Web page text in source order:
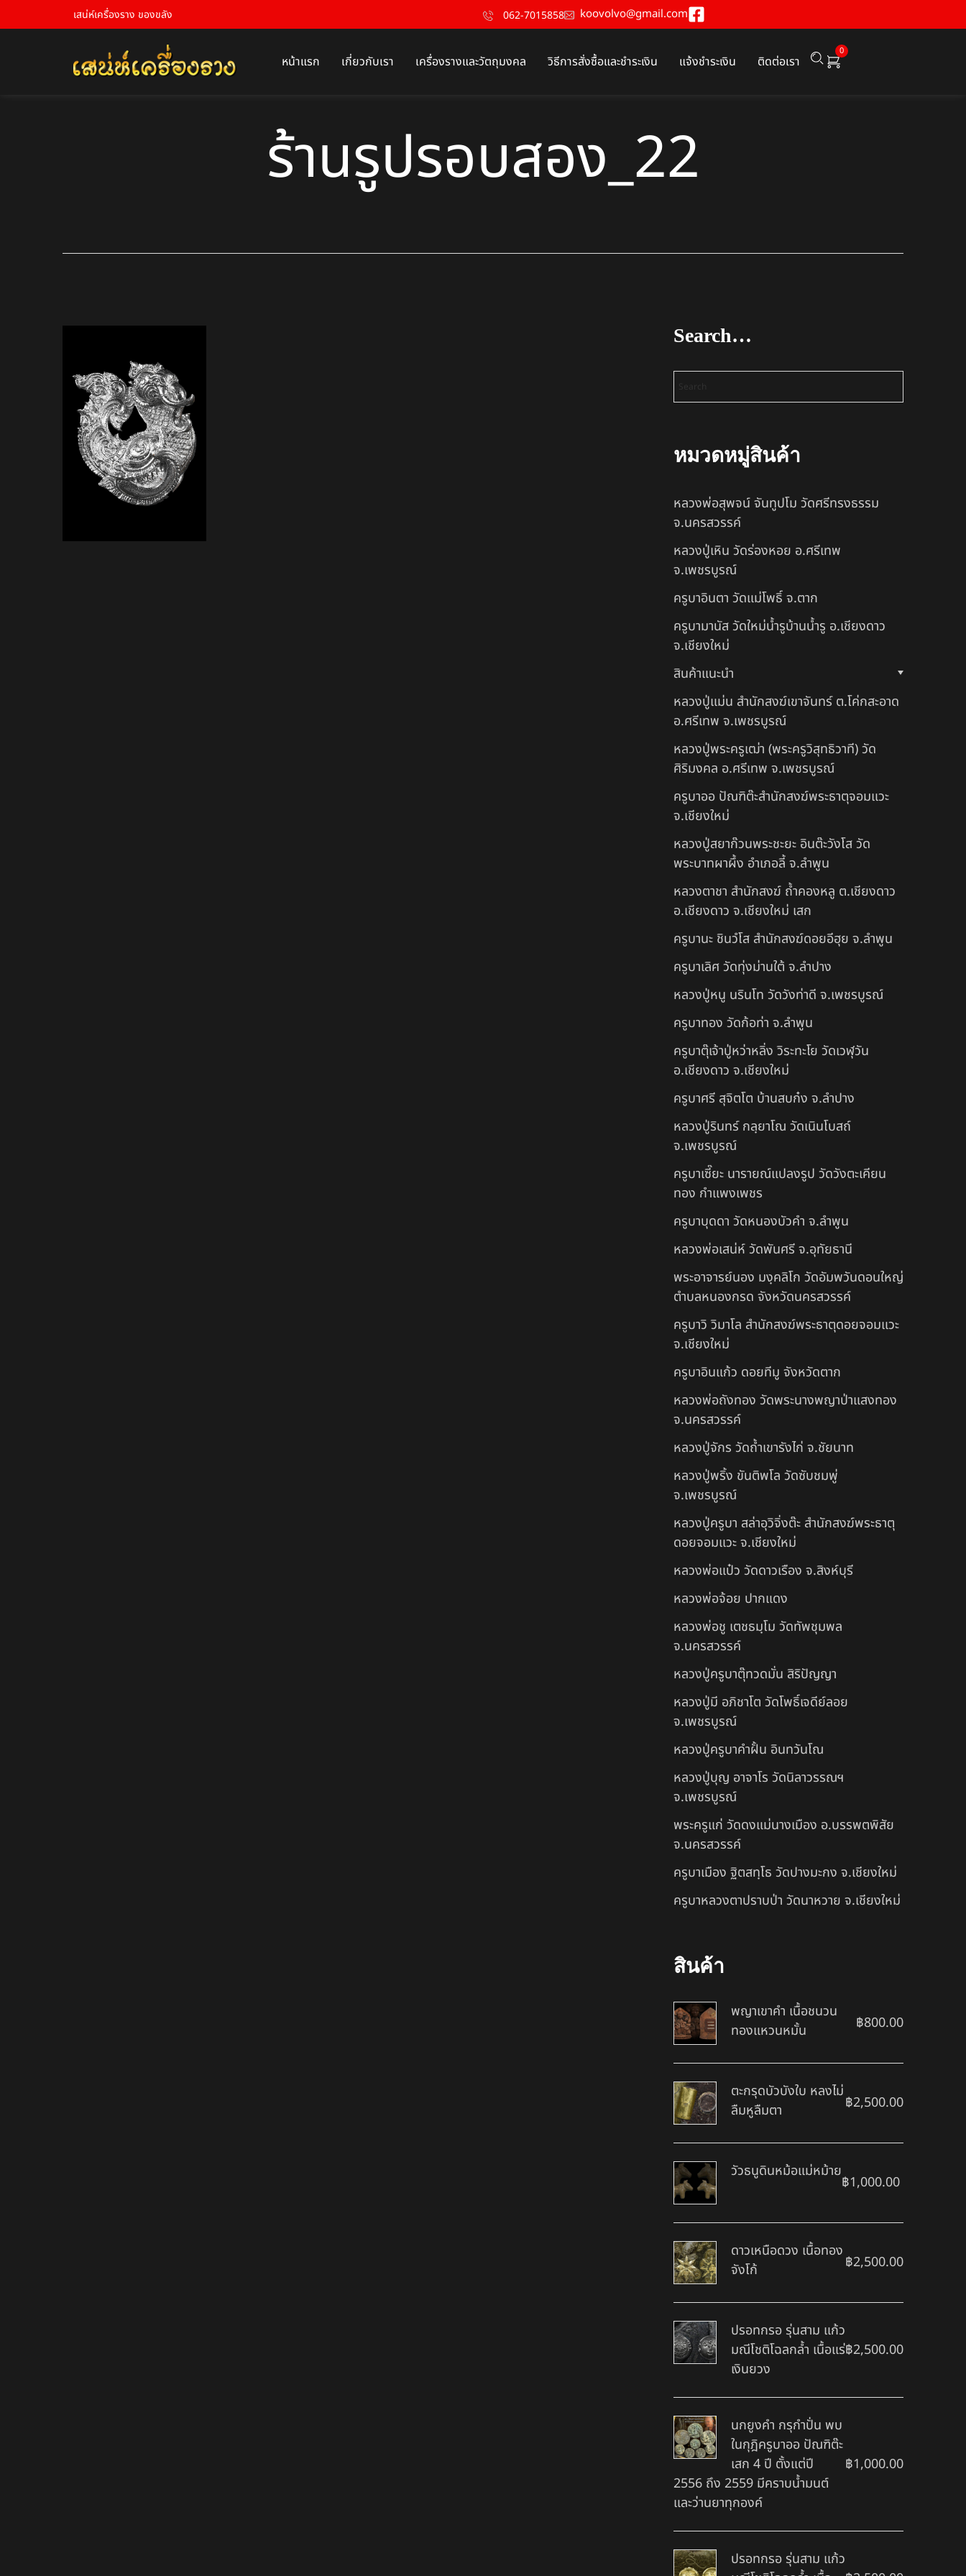
เสน่ห์เครื่องราง ของขลัง 062-7015858 koovolvo@gmail.com
หน้าแรก เกี่ยวกับเรา เครื่องรางและวัตถุมงคล วิธีการสั่งซื้อและชำระเงิน แจ้งชำระเงิน ติดต่อเรา
0
ร้านรูปรอบสอง_22
Search…
หมวดหมู่สินค้า
หลวงพ่อสุพจน์ จันทูปโม วัดศรีทรงธรรม
จ.นครสวรรค์
หลวงปู่เหิน วัดร่องหอย อ.ศรีเทพ
จ.เพชรบูรณ์
ครูบาอินตา วัดแม่โพธิ์ จ.ตาก
ครูบามานัส วัดใหม่น้ำรูบ้านน้ำรู อ.เชียงดาว
จ.เชียงใหม่
สินค้าแนะนำ
หลวงปู่แม่น สำนักสงฆ์เขาจันทร์ ต.โค่กสะอาด
อ.ศรีเทพ จ.เพชรบูรณ์
หลวงปู่พระครูเฒ่า (พระครูวิสุทธิวาที) วัด
ศิริมงคล อ.ศรีเทพ จ.เพชรบูรณ์
ครูบาออ ปัณฑิต๊ะสำนักสงฆ์พระธาตุจอมแวะ
จ.เชียงใหม่
หลวงปู่สยาก๊วนพระชะยะ อินต๊ะวังโส วัด
พระบาทผาผึ้ง อำเภอลี้ จ.ลำพูน
หลวงตาชา สำนักสงฆ์ ถ้ำคองหลู ต.เชียงดาว
อ.เชียงดาว จ.เชียงใหม่ เสก
ครูบานะ ชินวํโส สำนักสงฆ์ดอยอีฮุย จ.ลำพูน
ครูบาเลิศ วัดทุ่งม่านใต้ จ.ลำปาง
หลวงปู่หนู นรินโท วัดวังท่าดี จ.เพชรบูรณ์
ครูบาทอง วัดก้อท่า จ.ลำพูน
ครูบาตุ๊เจ้าปู่หว่าหลิ่ง วิระทะโย วัดเวฬุวัน
อ.เชียงดาว จ.เชียงใหม่
ครูบาศรี สุจิตโต บ้านสบก๋ง จ.ลำปาง
หลวงปู่รินทร์ กลฺยาโณ วัดเนินโบสถ์
จ.เพชรบูรณ์
ครูบาเซี๊ยะ นารายณ์แปลงรูป วัดวังตะเคียน
ทอง กำแพงเพชร
ครูบาบุดดา วัดหนองบัวคํา จ.ลําพูน
หลวงพ่อเสน่ห์ วัดพันศรี จ.อุทัยธานี
พระอาจารย์นอง มงฺคลิโก วัดอัมพวันดอนใหญ่
ตำบลหนองกรด จังหวัดนครสวรรค์
ครูบาวิ วิมาโล สำนักสงฆ์พระธาตุดอยจอมแวะ
จ.เชียงใหม่
ครูบาอินแก้ว ดอยทีมู จังหวัดตาก
หลวงพ่อถังทอง วัดพระนางพญาป่าแสงทอง
จ.นครสวรรค์
หลวงปู่จักร วัดถ้ำเขารังไก่ จ.ชัยนาท
หลวงปู่พริ้ง ขันติพโล วัดซับชมพู่
จ.เพชรบูรณ์
หลวงปู่ครูบา สล่าอุวิจิ่งต๊ะ สำนักสงฆ์พระธาตุ
ดอยจอมแวะ จ.เชียงใหม่
หลวงพ่อแป๋ว วัดดาวเรือง จ.สิงห์บุรี
หลวงพ่อจ้อย ปากแดง
หลวงพ่อชู เตชธมฺโม วัดทัพชุมพล
จ.นครสวรรค์
หลวงปู่ครูบาตุ๊ทวดมั่น สิริปัญญา
หลวงปู่มี อภิชาโต วัดโพธิ์เจดีย์ลอย
จ.เพชรบูรณ์
หลวงปู่ครูบาคำฝั้น อินทวันโณ
หลวงปู่บุญ อาจาโร วัดนิลาวรรณฯ
จ.เพชรบูรณ์
พระครูแก่ วัดดงแม่นางเมือง อ.บรรพตพิสัย
จ.นครสวรรค์
ครูบาเมือง ฐิตสทฺโธ วัดปางมะกง จ.เชียงใหม่
ครูบาหลวงตาปราบป่า วัดนาหวาย จ.เชียงใหม่
สินค้า
พญาเขาคำ เนื้อชนวน
ทองแหวนหมั้น
฿800.00
ตะกรุดบัวบังใบ หลงไม่
ลืมหูลืมตา
฿2,500.00
วัวธนูดินหม้อแม่หม้าย
฿1,000.00
ดาวเหนือดวง เนื้อทอง
จังโก้
฿2,500.00
ปรอทกรอ รุ่นสาม แก้ว
มณีโชติโฉลกล้ำ เนื้อแร่
เงินยวง
฿2,500.00
นกยูงคำ กรุกำปั่น พบ
ในกุฎิครูบาออ ปัณฑิต๊ะ
เสก 4 ปี ตั้งแต่ปี
2556 ถึง 2559 มีคราบน้ำมนต์
และว่านยาทุกองค์
฿1,000.00
ปรอทกรอ รุ่นสาม แก้ว